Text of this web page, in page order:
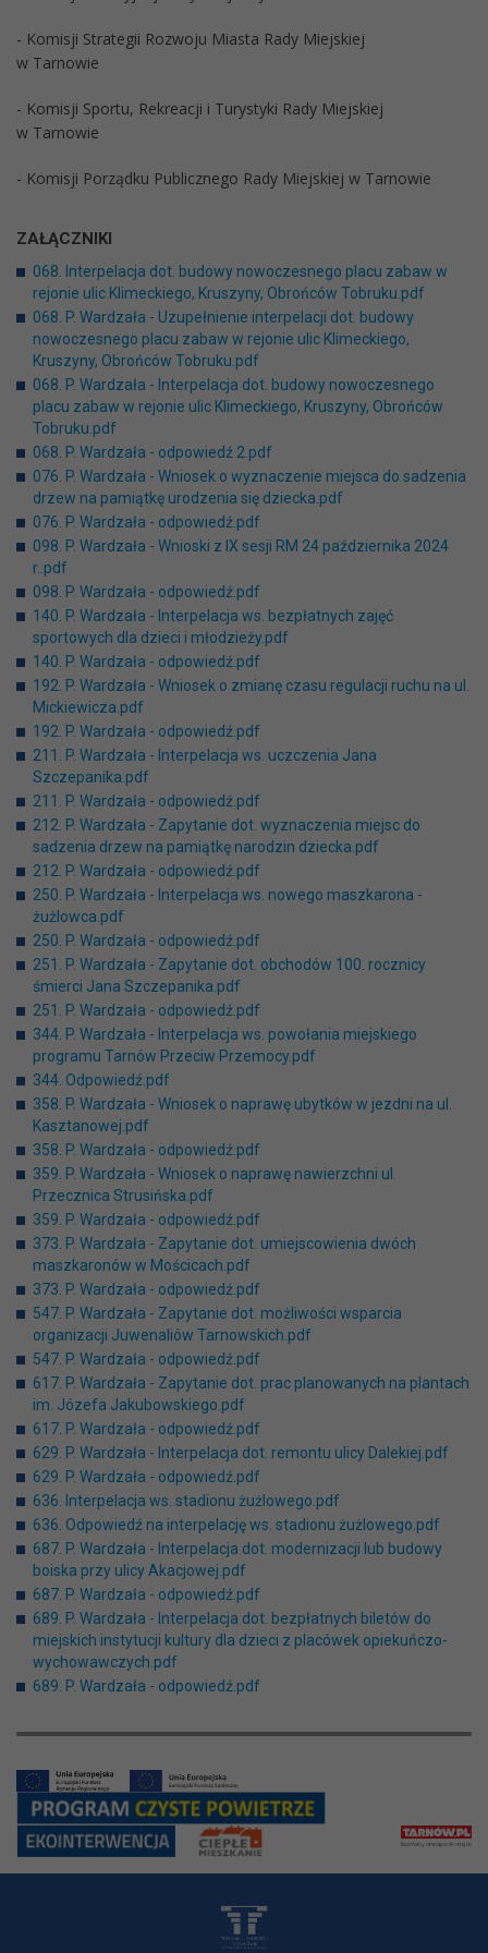
- Komisji Strategii Rozwoju Miasta Rady Miejskiej
w Tarnowie
- Komisji Sportu, Rekreacji i Turystyki Rady Miejskiej
w Tarnowie
- Komisji Porządku Publicznego Rady Miejskiej w Tarnowie
ZAŁĄCZNIKI
068. Interpelacja dot. budowy nowoczesnego placu zabaw w
rejonie ulic Klimeckiego, Kruszyny, Obrońców Tobruku.pdf
068. P. Wardzała - Uzupełnienie interpelacji dot. budowy
nowoczesnego placu zabaw w rejonie ulic Klimeckiego,
Kruszyny, Obrońców Tobruku.pdf
068. P. Wardzała - Interpelacja dot. budowy nowoczesnego
placu zabaw w rejonie ulic Klimeckiego, Kruszyny, Obrońców
Tobruku.pdf
068. P. Wardzała - odpowiedź 2.pdf
076. P. Wardzała - Wniosek o wyznaczenie miejsca do sadzenia
drzew na pamiątkę urodzenia się dziecka.pdf
076. P. Wardzała - odpowiedź.pdf
098. P. Wardzała - Wnioski z IX sesji RM 24 października 2024
r..pdf
098. P. Wardzała - odpowiedź.pdf
140. P. Wardzała - Interpelacja ws. bezpłatnych zajęć
sportowych dla dzieci i młodzieży.pdf
140. P. Wardzała - odpowiedź.pdf
192. P. Wardzała - Wniosek o zmianę czasu regulacji ruchu na ul.
Mickiewicza.pdf
192. P. Wardzała - odpowiedź.pdf
211. P. Wardzała - Interpelacja ws. uczczenia Jana
Szczepanika.pdf
211. P. Wardzała - odpowiedź.pdf
212. P. Wardzała - Zapytanie dot. wyznaczenia miejsc do
sadzenia drzew na pamiątkę narodzin dziecka.pdf
212. P. Wardzała - odpowiedź.pdf
250. P. Wardzała - Interpelacja ws. nowego maszkarona -
żużlowca.pdf
250. P. Wardzała - odpowiedź.pdf
251. P. Wardzała - Zapytanie dot. obchodów 100. rocznicy
śmierci Jana Szczepanika.pdf
251. P. Wardzała - odpowiedź.pdf
344. P. Wardzała - Interpelacja ws. powołania miejskiego
programu Tarnów Przeciw Przemocy.pdf
344. Odpowiedź.pdf
358. P. Wardzała - Wniosek o naprawę ubytków w jezdni na ul.
Kasztanowej.pdf
358. P. Wardzała - odpowiedź.pdf
359. P. Wardzała - Wniosek o naprawę nawierzchni ul.
Przecznica Strusińska.pdf
359. P. Wardzała - odpowiedź.pdf
373. P. Wardzała - Zapytanie dot. umiejscowienia dwóch
maszkaronów w Mościcach.pdf
373. P. Wardzała - odpowiedź.pdf
547. P. Wardzała - Zapytanie dot. możliwości wsparcia
organizacji Juwenaliów Tarnowskich.pdf
547. P. Wardzała - odpowiedź.pdf
617. P. Wardzała - Zapytanie dot. prac planowanych na plantach
im. Józefa Jakubowskiego.pdf
617. P. Wardzała - odpowiedź.pdf
629. P. Wardzała - Interpelacja dot. remontu ulicy Dalekiej.pdf
629. P. Wardzała - odpowiedź.pdf
636. Interpelacja ws. stadionu żużlowego.pdf
636. Odpowiedź na interpelację ws. stadionu żużlowego.pdf
687. P. Wardzała - Interpelacja dot. modernizacji lub budowy
boiska przy ulicy Akacjowej.pdf
687. P. Wardzała - odpowiedź.pdf
689. P. Wardzała - Interpelacja dot. bezpłatnych biletów do
miejskich instytucji kultury dla dzieci z placówek opiekuńczo-
wychowawczych.pdf
689. P. Wardzała - odpowiedź.pdf